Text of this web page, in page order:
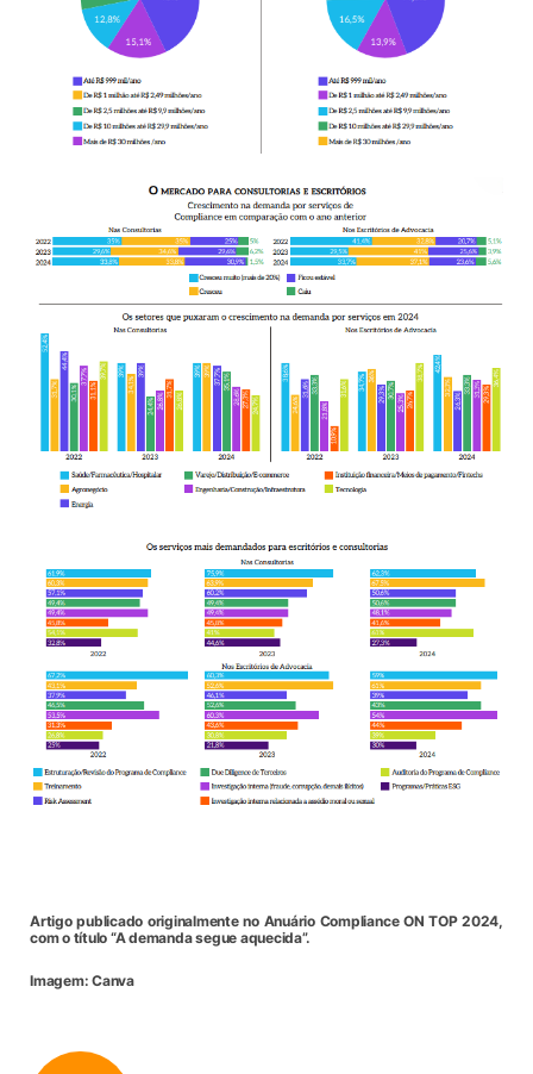
Artigo publicado originalmente no Anuário Compliance ON TOP 2024,
com o título “A demanda segue aquecida”.
Imagem: Canva